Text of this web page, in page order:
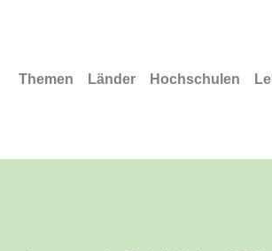
Themen Länder Hochschulen